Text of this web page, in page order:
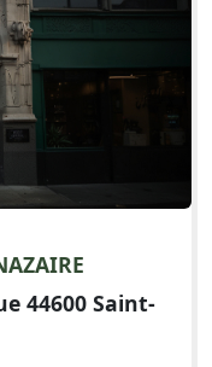
44600 Saint-